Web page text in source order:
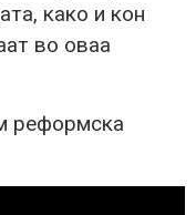
како и кон
во оваа
реформска